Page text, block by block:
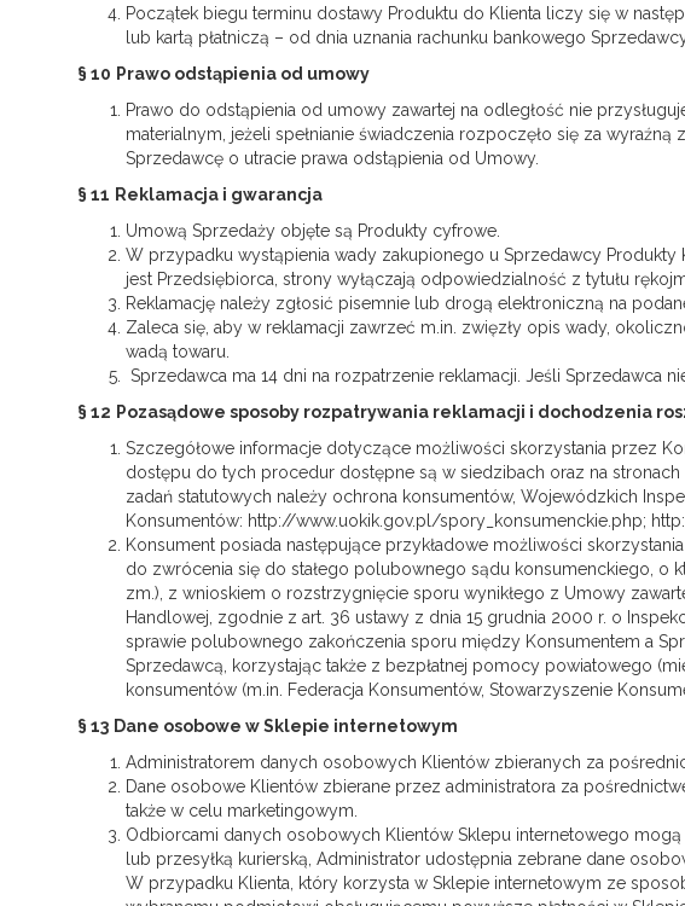
Początek biegu terminu dostawy Produktu do Klienta liczy się w
lub kartą płatniczą – od dnia uznania rachunku bankowego
§ 10 Prawo odstąpienia od umowy
Prawo do odstąpienia od umowy zawartej na odległość nie
materialnym, jeżeli spełnianie świadczenia rozpoczęło się za
Sprzedawcę o utracie prawa odstąpienia od Umowy.
§ 11 Reklamacja i gwarancja
Umową Sprzedaży objęte są Produkty cyfrowe.
W przypadku wystąpienia wady zakupionego u Sprzedawcy
jest Przedsiębiorca, strony wyłączają odpowiedzialność z tytułu
Reklamację należy zgłosić pisemnie lub drogą elektroniczną na
Zaleca się, aby w reklamacji zawrzeć m.in. zwięzły opis wady,
wadą towaru.
Sprzedawca ma 14 dni na rozpatrzenie reklamacji. Jeśli Sprzedawca
§ 12 Pozasądowe sposoby rozpatrywania reklamacji i dochodzenia
Szczegółowe informacje dotyczące możliwości skorzystania przez
dostępu do tych procedur dostępne są w siedzibach oraz na
zadań statutowych należy ochrona konsumentów, Wojewódzkich
Konsumentów: http://www.uokik.gov.pl/spory_konsumenckie.php;
Konsument posiada następujące przykładowe możliwości
do zwrócenia się do stałego polubownego sądu konsumenckiego, o
zm.), z wnioskiem o rozstrzygnięcie sporu wynikłego z Umowy
Handlowej, zgodnie z art. 36 ustawy z dnia 15 grudnia 2000 r. o
sprawie polubownego zakończenia sporu między Konsumentem a
Sprzedawcą, korzystając także z bezpłatnej pomocy powiatowego
konsumentów (m.in. Federacja Konsumentów, Stowarzyszenie
§ 13 Dane osobowe w Sklepie internetowym
Administratorem danych osobowych Klientów zbieranych za
Dane osobowe Klientów zbierane przez administratora za
także w celu marketingowym.
Odbiorcami danych osobowych Klientów Sklepu internetowego
lub przesyłką kurierską, Administrator udostępnia zebrane dane
W przypadku Klienta, który korzysta w Sklepie internetowym ze